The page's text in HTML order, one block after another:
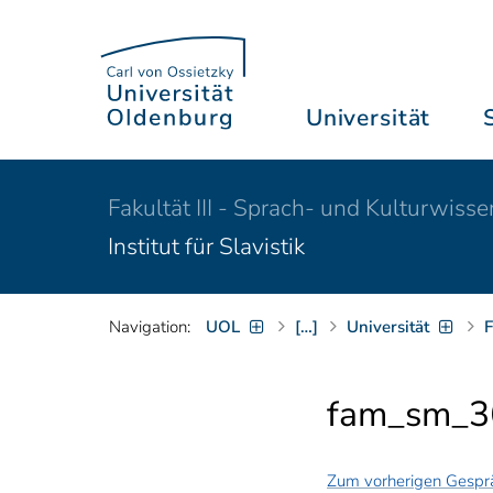
Universität
Fakultät III - Sprach- und
Institut für Slavistik
Navigation: UOL […] Universität
Zum vorherigen